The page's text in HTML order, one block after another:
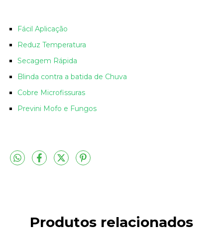
Fácil Aplicação
Reduz Temperatura
Secagem Rápida
Blinda contra a batida de Chuva
Cobre Microfissuras
Previni Mofo e Fungos
Produtos relacionados